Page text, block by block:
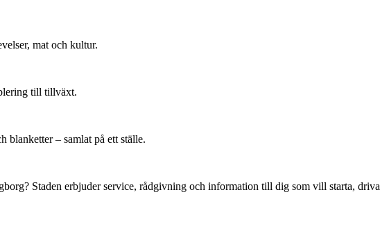
mat och kultur.
till tillväxt.
blanketter – samlat på ett ställe.
Staden erbjuder service, rådgivning och information till dig som vill starta,